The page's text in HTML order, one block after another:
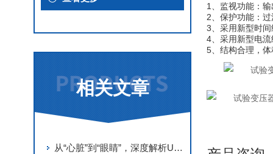
相关文章
从“心脏”到“眼睛”，深度解析UHV电缆交流耐压串联谐振的精密结构
1、监视功能：
2、保护功能：
3、采用新型时
4、采用新型电
5、结构合理，